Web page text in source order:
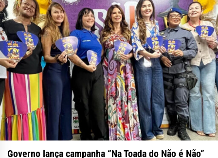
Governo lança campanha “Na Toada do Não é Não”